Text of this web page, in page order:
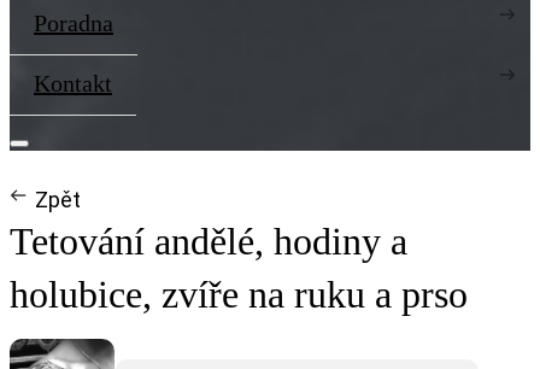
Poradna
Kontakt
Zpět
Tetování andělé, hodiny a
holubice, zvíře na ruku a prso